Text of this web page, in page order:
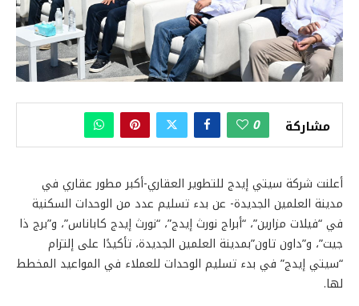
مشاركة 0
أعلنت شركة سيتي إيدج للتطوير العقاري-أكبر مطور عقاري في
مدينة العلمين الجديدة- عن بدء تسليم عدد من الوحدات السكنية
في “فيلات مزارين”، “أبراج نورث إيدج”، “نورث إيدج كاباناس”، و”برج ذا
جيت”، و”داون تاون”بمدينة العلمين الجديدة، تأكيدًا على إلتزام
“سيتي إيدج” في بدء تسليم الوحدات للعملاء في المواعيد المخطط
لها.